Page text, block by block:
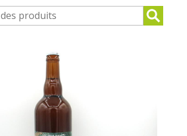
Belbeuf